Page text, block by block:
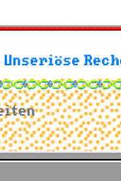
Unseriöse